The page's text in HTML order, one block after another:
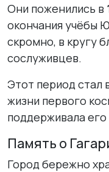
Они поженились в
окончания учёбы
скромно, в кругу
сослуживцев.
Этот период стал
жизни первого
поддерживала его
Память о
Город бережно